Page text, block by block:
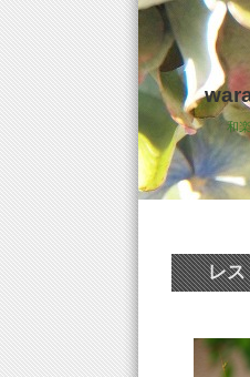
和
レス